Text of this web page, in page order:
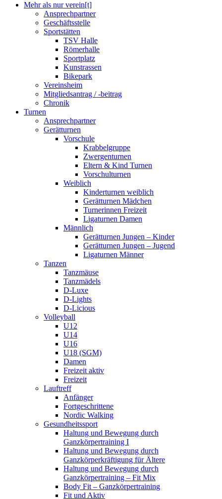
Mehr als nur verein[t]
Ansprechpartner
Geschäftsstelle
Sportstätten
TSV Halle
Römerhalle
Sportplatz
Kunstrassen
Bikepark
Vereinsheim
Mitgliedsantrag / -beitrag
Chronik
Turnen
Ansprechpartner
Gerätturnen
Vorschule
Krabbelgruppe
Zwergenturnen
Eltern & Kind Turnen
Vorschulturnen
Weiblich
Kinderturnen weiblich
Gerätturnen Mädchen
Turnerinnen Freizeit
Ligaturnen Damen
Männlich
Gerätturnen Jungen – Kinder
Gerätturnen Jungen – Jugend
Ligaturnen Männer
Tanzen
Tanzmäuse
Tanzmädels
D-Luxe
D-Lights
D-Licious
Volleyball
U12
U14
U16
U18 (SGM)
Damen
Freizeit aktiv
Freizeit
Lauftreff
Anfänger
Fortgeschrittene
Nordic Walking
Gesundheitssport
Haltung und Bewegung durch
Ganzkörpertraining I
Haltung und Bewegung durch
Ganzkörperkräftigung für Ältere
Haltung und Bewegung durch
Ganzkörpertraining – Fit Mix
Body Fit – Ganzkörpertraining
Fit und Aktiv